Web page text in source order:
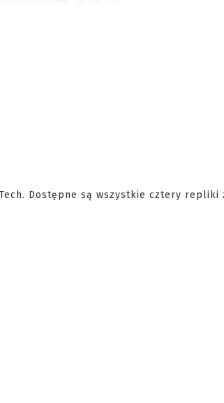
Dostępne są wszystkie cztery repliki